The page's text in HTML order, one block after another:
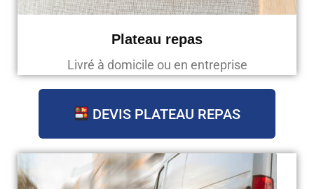
Plateau repas
Livré à domicile ou en entreprise
DEVIS PLATEAU REPAS